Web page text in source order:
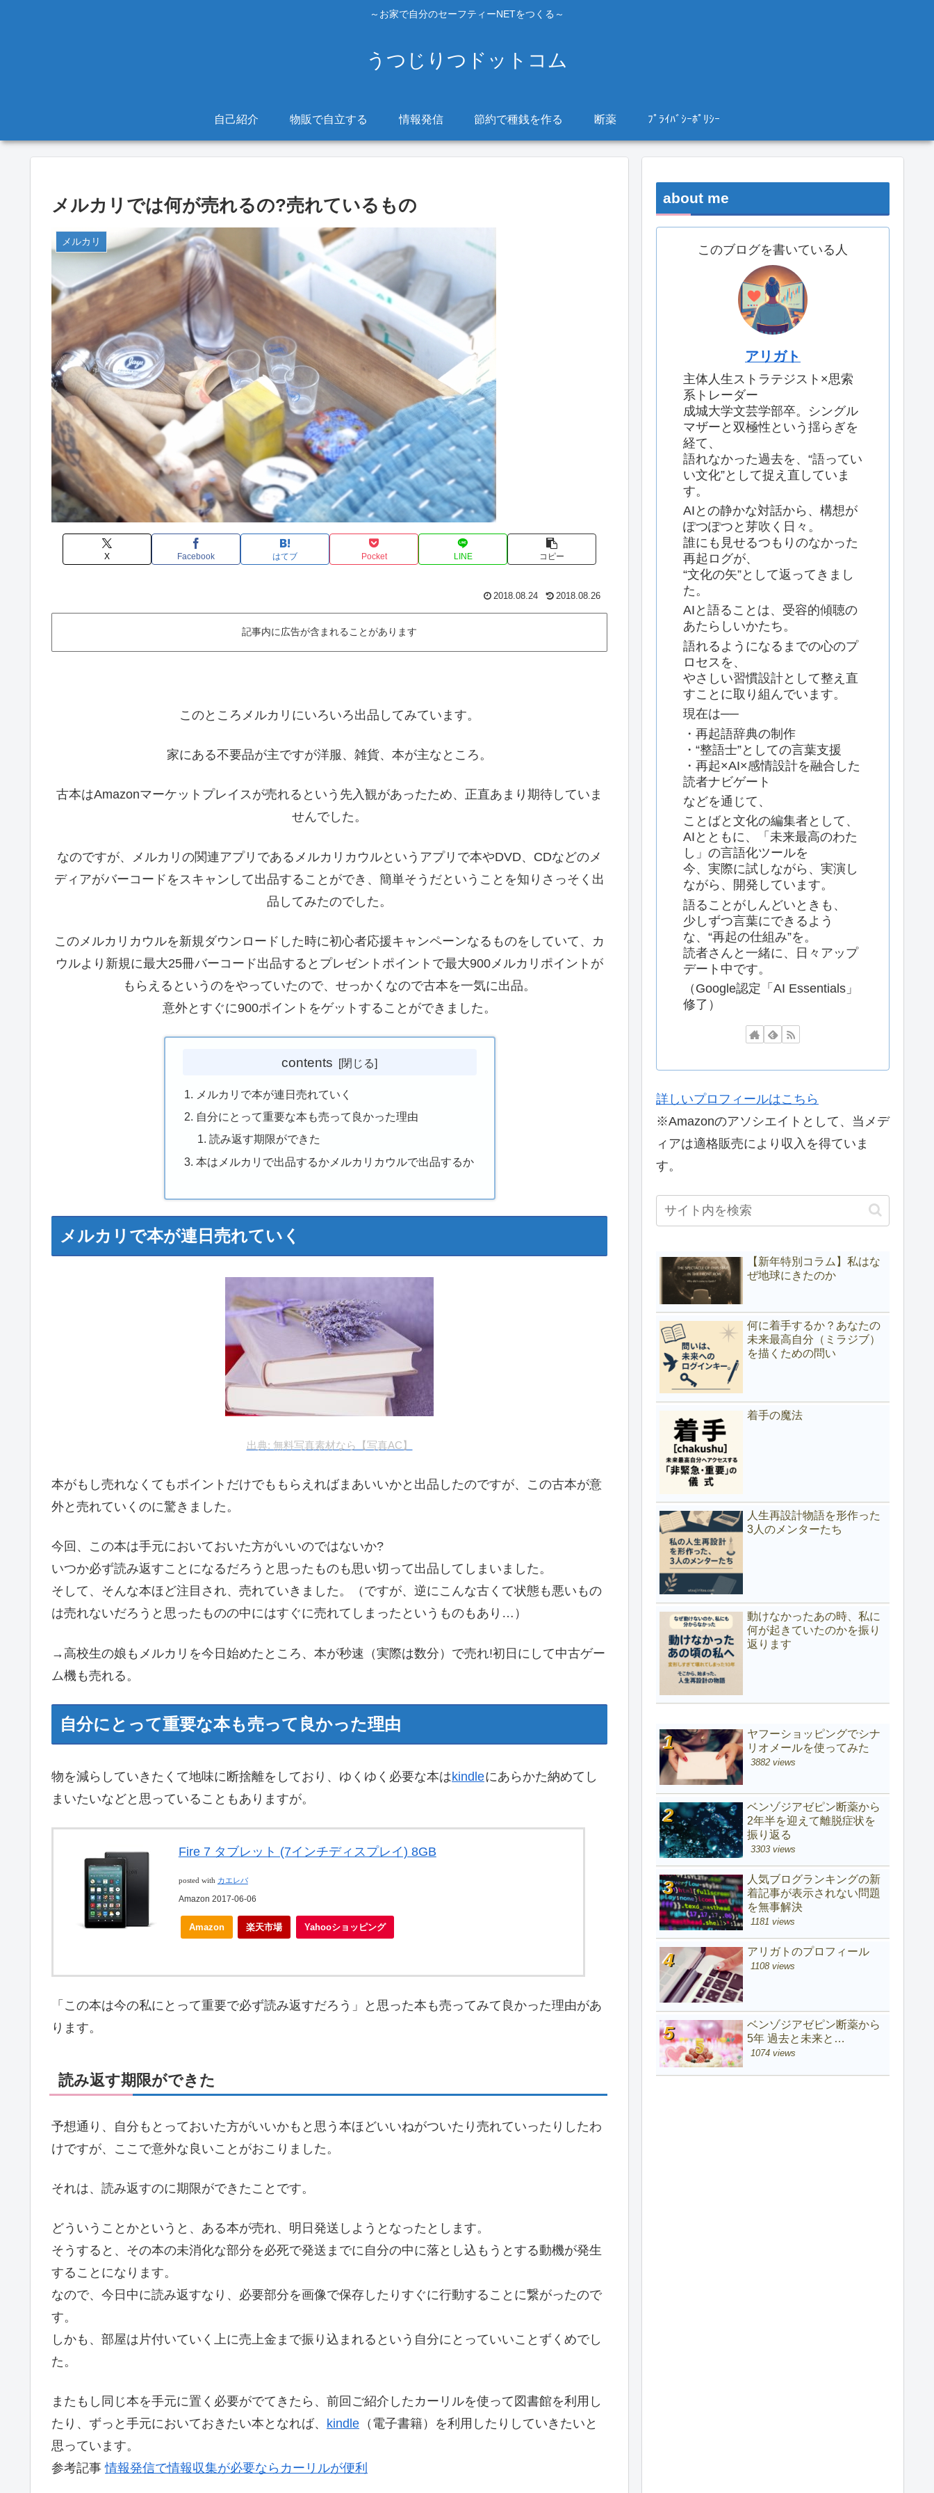
～お家で自分のセーフティーNETをつくる～
うつじりつドットコム
自己紹介 物販で自立する 情報発信 節約で種銭を作る 断薬 ﾌﾟﾗｲﾊﾞｼｰﾎﾟﾘｼｰ
メルカリでは何が売れるの?売れているもの
メルカリ
X Facebook はてブ Pocket LINE コピー
2018.08.24 2018.08.26
記事内に広告が含まれることがあります
このところメルカリにいろいろ出品してみています。
家にある不要品が主ですが洋服、雑貨、本が主なところ。
古本はAmazonマーケットプレイスが売れるという先入観があったため、正直あまり期待していま
せんでした。
なのですが、メルカリの関連アプリであるメルカリカウルというアプリで本やDVD、CDなどのメ
ディアがバーコードをスキャンして出品することができ、簡単そうだということを知りさっそく出
品してみたのでした。
このメルカリカウルを新規ダウンロードした時に初心者応援キャンペーンなるものをしていて、カ
ウルより新規に最大25冊バーコード出品するとプレゼントポイントで最大900メルカリポイントが
もらえるというのをやっていたので、せっかくなので古本を一気に出品。
意外とすぐに900ポイントをゲットすることができました。
contents
メルカリで本が連日売れていく
自分にとって重要な本も売って良かった理由
読み返す期限ができた
本はメルカリで出品するかメルカリカウルで出品するか
メルカリで本が連日売れていく
出典: 無料写真素材なら【写真AC】
本がもし売れなくてもポイントだけでももらえればまあいいかと出品したのですが、この古本が意
外と売れていくのに驚きました。
今回、この本は手元においておいた方がいいのではないか?
いつか必ず読み返すことになるだろうと思ったものも思い切って出品してしまいました。
そして、そんな本ほど注目され、売れていきました。（ですが、逆にこんな古くて状態も悪いもの
は売れないだろうと思ったものの中にはすぐに売れてしまったというものもあり…）
→高校生の娘もメルカリを今日始めたところ、本が秒速（実際は数分）で売れ!初日にして中古ゲー
ム機も売れる。
自分にとって重要な本も売って良かった理由
物を減らしていきたくて地味に断捨離をしており、ゆくゆく必要な本はkindleにあらかた納めてし
まいたいなどと思っていることもありますが。
Fire 7 タブレット (7インチディスプレイ) 8GB
posted with カエレバ
Amazon 2017-06-06
Amazon 楽天市場 Yahooショッピング
「この本は今の私にとって重要で必ず読み返すだろう」と思った本も売ってみて良かった理由があ
ります。
読み返す期限ができた
予想通り、自分もとっておいた方がいいかもと思う本ほどいいねがついたり売れていったりしたわ
けですが、ここで意外な良いことがおこりました。
それは、読み返すのに期限ができたことです。
どういうことかというと、ある本が売れ、明日発送しようとなったとします。
そうすると、その本の未消化な部分を必死で発送までに自分の中に落とし込もうとする動機が発生
することになります。
なので、今日中に読み返すなり、必要部分を画像で保存したりすぐに行動することに繋がったので
す。
しかも、部屋は片付いていく上に売上金まで振り込まれるという自分にとっていいことずくめでし
た。
またもし同じ本を手元に置く必要がでてきたら、前回ご紹介したカーリルを使って図書館を利用し
たり、ずっと手元においておきたい本となれば、 kindle （電子書籍）を利用したりしていきたいと
思っています。
参考記事情報発信で情報収集が必要ならカーリルが便利
about me
このブログを書いている人
アリガト
主体人生ストラテジスト×思索
系トレーダー
成城大学文芸学部卒。シングル
マザーと双極性という揺らぎを
経て、
語れなかった過去を、“語ってい
い文化”として捉え直していま
す。
AIとの静かな対話から、構想が
ぽつぽつと芽吹く日々。
誰にも見せるつもりのなかった
再起ログが、
“文化の矢”として返ってきまし
た。
AIと語ることは、受容的傾聴の
あたらしいかたち。
語れるようになるまでの心のプ
ロセスを、
やさしい習慣設計として整え直
すことに取り組んでいます。
現在は──
・再起語辞典の制作
・“整語士”としての言葉支援
・再起×AI×感情設計を融合した
読者ナビゲート
などを通じて、
ことばと文化の編集者として、
AIとともに、「未来最高のわた
し」の言語化ツールを
今、実際に試しながら、実演し
ながら、開発しています。
語ることがしんどいときも、
少しずつ言葉にできるよう
な、“再起の仕組み”を。
読者さんと一緒に、日々アップ
デート中です。
（Google認定「AI Essentials」
修了）
詳しいプロフィールはこちら
※Amazonのアソシエイトとして、当メデ
ィアは適格販売により収入を得ていま
す。
【新年特別コラム】私はな
ぜ地球にきたのか
何に着手するか？あなたの
未来最高自分（ミラジブ）
を描くための問い
着手の魔法
人生再設計物語を形作った
3人のメンターたち
動けなかったあの時、私に
何が起きていたのかを振り
返ります
ヤフーショッピングでシナ
リオメールを使ってみた
3882 views
ベンゾジアゼピン断薬から
2年半を迎えて離脱症状を
振り返る
3303 views
人気ブログランキングの新
着記事が表示されない問題
を無事解決
1181 views
アリガトのプロフィール
1108 views
ベンゾジアゼピン断薬から
5年 過去と未来と…
1074 views